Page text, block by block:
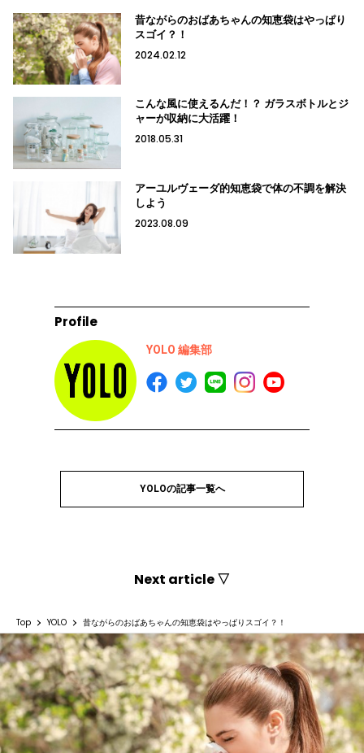
昔ながらのおばあちゃんの知恵袋はやっぱり
スゴイ？！
2024.02.12
こんな風に使えるんだ！？ ガラスボトルとジ
ャーが収納に大活躍！
2018.05.31
アーユルヴェーダ的知恵袋で体の不調を解決
しよう
2023.08.09
Profile
YOLO 編集部
YOLOの記事一覧へ
Next article ▽
Top YOLO 昔ながらのおばあちゃんの知恵袋はやっぱりスゴイ？！